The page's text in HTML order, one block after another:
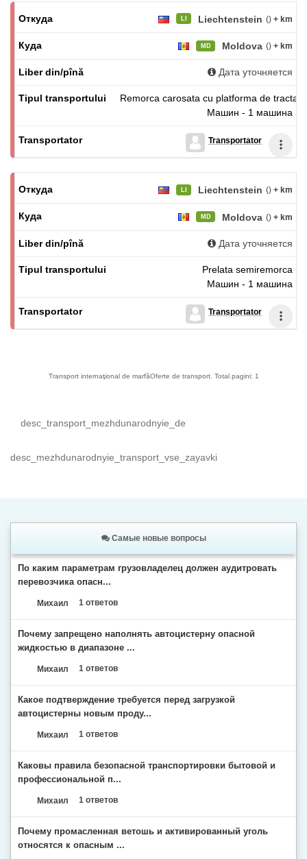
LI Liechtenstein () + km
MD Moldova () + km
Дата уточняется
Remorca carosata cu platforma de tractare
Машин - 1 машина
Transportator
Liechtenstein () + km
MD Moldova () + km
Дата уточняется
Prelata semiremorca
Машин - 1 машина
Transportator
Transport internaţional de marfăOferte de transport. Total pagini: 1
desc_transport_mezhdunarodnyie_de
desc_mezhdunarodnyie_transport_vse_zayavki
Самые новые вопросы
По каким параметрам грузовладелец должен аудитровать
перевозчика опасн...
Михаил 1 ответов
Почему запрещено наполнять автоцистерну опасной
жидкостью в диапазоне ...
Михаил 1 ответов
Какое подтверждение требуется перед загрузкой
автоцистерны новым проду...
Михаил 1 ответов
Каковы правила безопасной транспортировки бытовой и
профессиональной п...
Михаил 1 ответов
Почему промасленная ветошь и активированный уголь
относятся к опасным ...